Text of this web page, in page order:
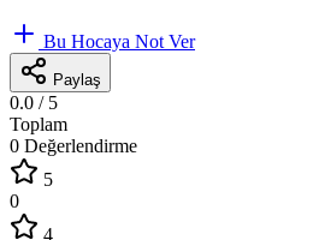
Bu Hocaya Not Ver
Paylaş
0.0 / 5
Toplam
0 Değerlendirme
5
0
4